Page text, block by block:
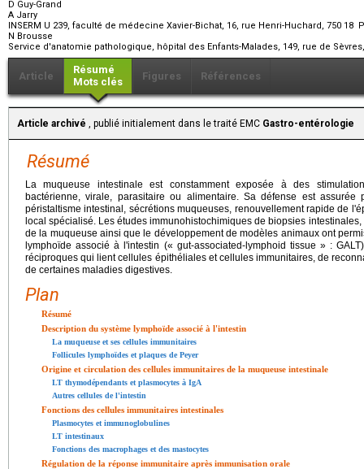
D Guy-Grand
A Jarry
INSERM U 239, faculté de médecine Xavier-Bichat, 16, rue Henri-Huchard, 750 18
N Brousse
Service d'anatomie pathologique, hôpital des Enfants-Malades, 149, rue de
Article
Résumé
Mots clés
Figures Références
Article archivé , publié initialement dans le traité EMC Gastro-entérologie
Résumé
La muqueuse intestinale est constamment exposée à des
bactérienne, virale, parasitaire ou alimentaire. Sa défense est assurée
péristaltisme intestinal, sécrétions muqueuses, renouvellement rapide de
local spécialisé. Les études immunohistochimiques de biopsies
de la muqueuse ainsi que le développement de modèles animaux ont
lymphoïde associé à l'intestin (« gut-associated-lymphoid tissue » :
réciproques qui lient cellules épithéliales et cellules immunitaires, de
de certaines maladies digestives.
Plan
Résumé
Description du système lymphoïde associé à l'intestin
La muqueuse et ses cellules immunitaires
Follicules lymphoïdes et plaques de Peyer
Origine et circulation des cellules immunitaires de la muqueuse intestinale
LT thymodépendants et plasmocytes à IgA
Autres cellules de l'intestin
Fonctions des cellules immunitaires intestinales
Plasmocytes et immunoglobulines
LT intestinaux
Fonctions des macrophages et des mastocytes
Régulation de la réponse immunitaire après immunisation orale